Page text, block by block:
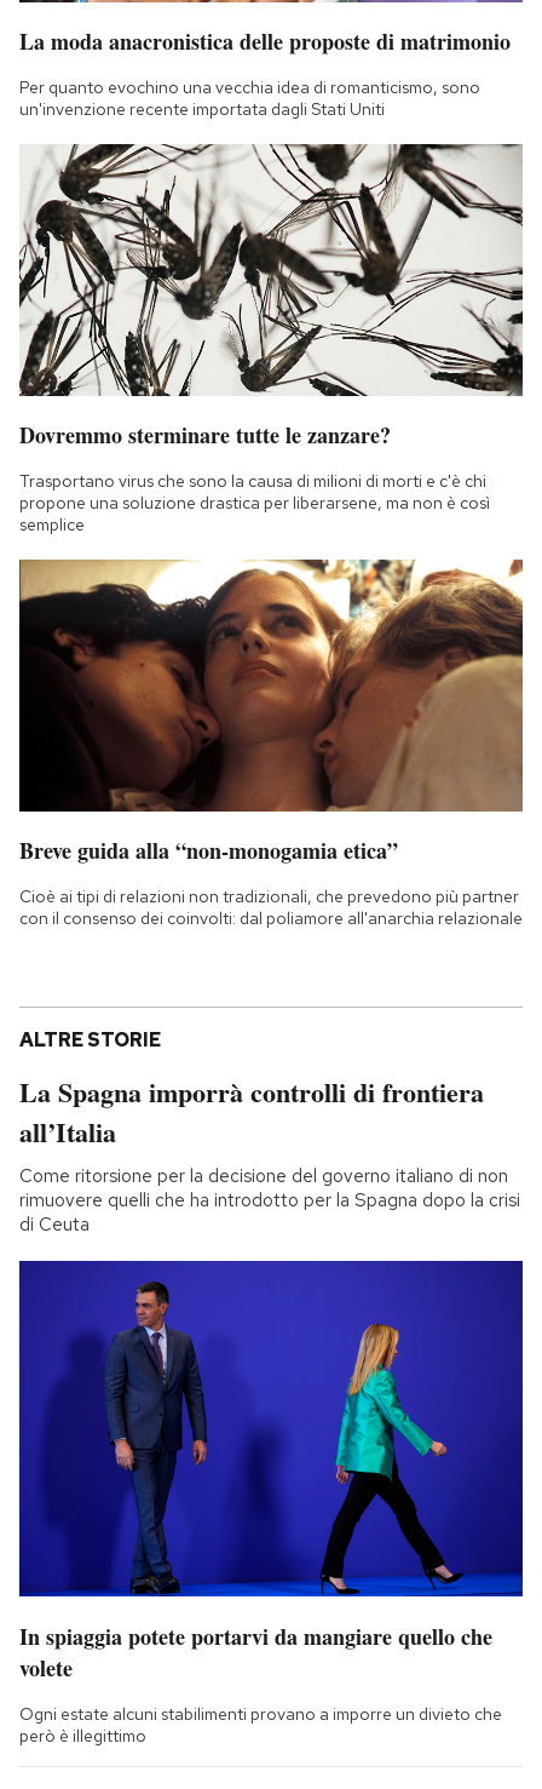
La moda anacronistica delle proposte di matrimonio
Per quanto evochino una vecchia idea di romanticismo, sono
un'invenzione recente importata dagli Stati Uniti
Dovremmo sterminare tutte le zanzare?
Trasportano virus che sono la causa di milioni di morti e c'è chi
propone una soluzione drastica per liberarsene, ma non è così
semplice
Breve guida alla “non-monogamia etica”
Cioè ai tipi di relazioni non tradizionali, che prevedono più partner
con il consenso dei coinvolti: dal poliamore all'anarchia relazionale
ALTRE STORIE
La Spagna imporrà controlli di frontiera
all’Italia
Come ritorsione per la decisione del governo italiano di non
rimuovere quelli che ha introdotto per la Spagna dopo la crisi
di Ceuta
In spiaggia potete portarvi da mangiare quello che
volete
Ogni estate alcuni stabilimenti provano a imporre un divieto che
però è illegittimo